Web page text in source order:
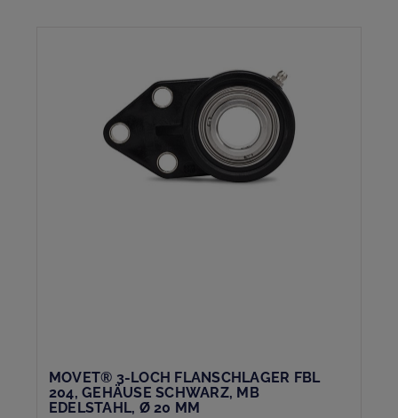
MOVET® 3-LOCH FLANSCHLAGER FBL
204, GEHÄUSE SCHWARZ, MB
EDELSTAHL, Ø 20 MM